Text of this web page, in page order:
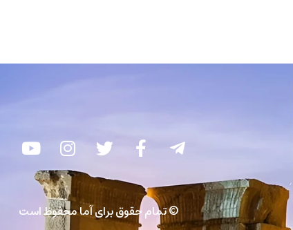
© تمام حقوق برای آما محفوظ است